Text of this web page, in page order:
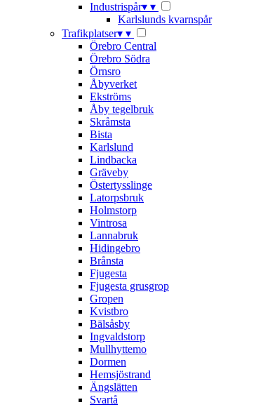
Industrispår▾ ▾
Karlslunds kvarnspår
Trafikplatser▾ ▾
Örebro Central
Örebro Södra
Örnsro
Åbyverket
Ekströms
Åby tegelbruk
Skråmsta
Bista
Karlslund
Lindbacka
Gräveby
Östertysslinge
Latorpsbruk
Holmstorp
Vintrosa
Lannabruk
Hidingebro
Brånsta
Fjugesta
Fjugesta grusgrop
Gropen
Kvistbro
Bälsåsby
Ingvaldstorp
Mullhyttemo
Dormen
Hemsjöstrand
Ängslätten
Svartå